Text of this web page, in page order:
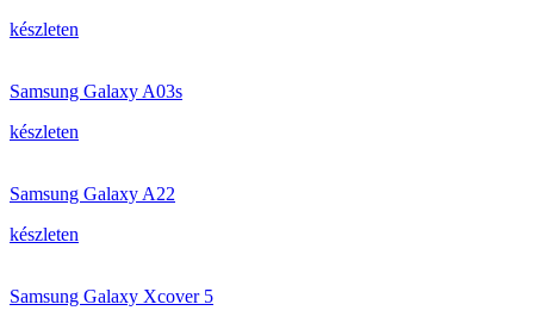
készleten
Samsung Galaxy A03s
készleten
Samsung Galaxy A22
készleten
Samsung Galaxy Xcover 5